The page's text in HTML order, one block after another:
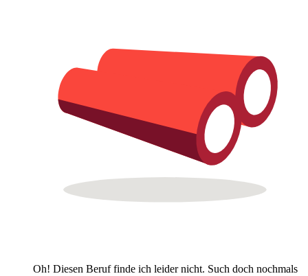
Oh! Diesen Beruf finde ich leider nicht. Such doch nochmals